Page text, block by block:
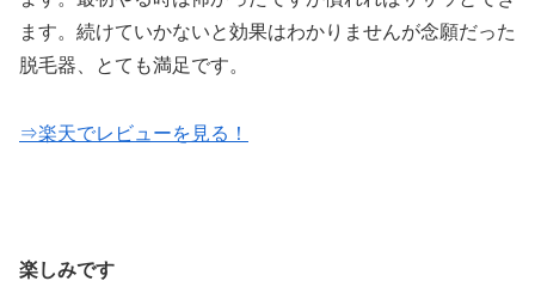
ます。続けていかないと効果はわかりませんが念願だった
脱毛器、とても満足です。
⇒楽天でレビューを見る！
楽しみです